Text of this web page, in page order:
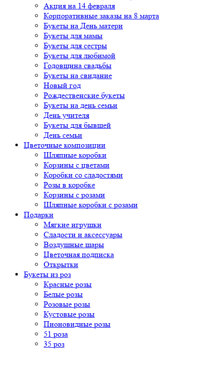
Акция на 14 февраля
Корпоративные заказы на 8 марта
Букеты на День матери
Букеты для мамы
Букеты для сестры
Букеты для любимой
Годовщина свадьбы
Букеты на свидание
Новый год
Рождественские букеты
Букеты на день семьи
День учителя
Букеты для бывшей
День семьи
Цветочные композиции
Шляпные коробки
Корзины с цветами
Коробки со сладостями
Розы в коробке
Корзины с розами
Шляпные коробки с розами
Подарки
Мягкие игрушки
Сладости и аксессуары
Воздушные шары
Цветочная подписка
Открытки
Букеты из роз
Красные розы
Белые розы
Розовые розы
Кустовые розы
Пионовидные розы
51 роза
35 роз